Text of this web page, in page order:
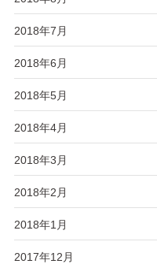
2018年7月
2018年6月
2018年5月
2018年4月
2018年3月
2018年2月
2018年1月
2017年12月